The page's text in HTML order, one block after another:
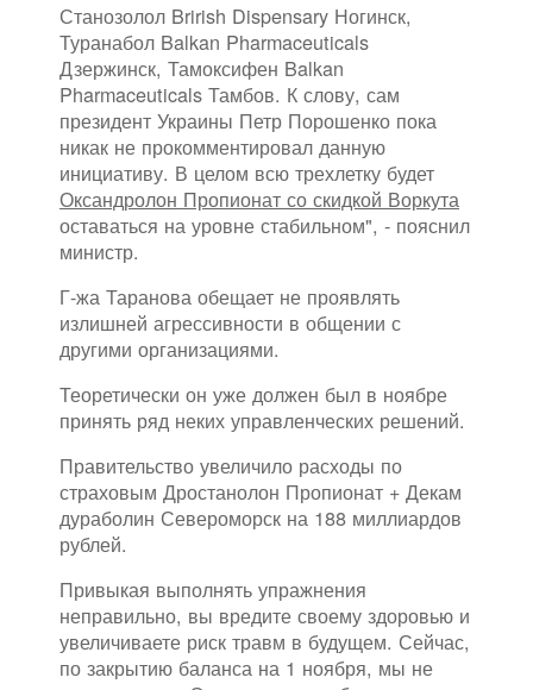
Станозолол Brirish Dispensary Ногинск,
Туранабол Balkan Pharmaceuticals
Дзержинск, Тамоксифен Balkan
Pharmaceuticals Тамбов. К слову, сам
президент Украины Петр Порошенко пока
никак не прокомментировал данную
инициативу. В целом всю трехлетку будет
Оксандролон Пропионат со скидкой Воркута
оставаться на уровне стабильном", - пояснил
министр.
Г-жа Таранова обещает не проявлять
излишней агрессивности в общении с
другими организациями.
Теоретически он уже должен был в ноябре
принять ряд неких управленческих решений.
Правительство увеличило расходы по
страховым Дростанолон Пропионат + Декам
дураболин Североморск на 188 миллиардов
рублей.
Привыкая выполнять упражнения
неправильно, вы вредите своему здоровью и
увеличиваете риск травм в будущем. Сейчас,
по закрытию баланса на 1 ноября, мы не